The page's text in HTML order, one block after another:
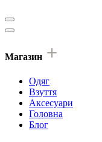
Магазин
Одяг
Взуття
Аксесуари
Головна
Блог